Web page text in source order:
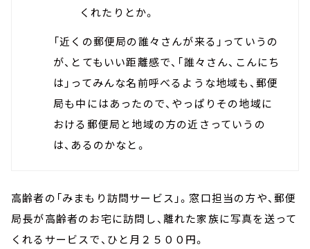
くれたりとか。
「近くの郵便局の誰々さんが来る」っていうの
が、とてもいい距離感で、「誰々さん、こんにち
は」ってみんな名前呼べるような地域も、郵便
局も中にはあったので、やっぱりその地域に
おける郵便局と地域の方の近さっていうの
は、あるのかなと。
高齢者の「みまもり訪問サービス」。窓口担当の方や、郵便
局長が高齢者のお宅に訪問し、離れた家族に写真を送って
くれるサービスで、ひと月２５００円。